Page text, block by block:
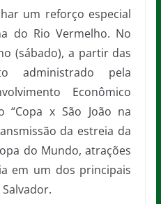
um reforço especial
do Rio Vermelho. No
(sábado), a partir das
administrado pela
Econômico
“Copa x São João na
da estreia da
do Mundo, atrações
em um dos principais